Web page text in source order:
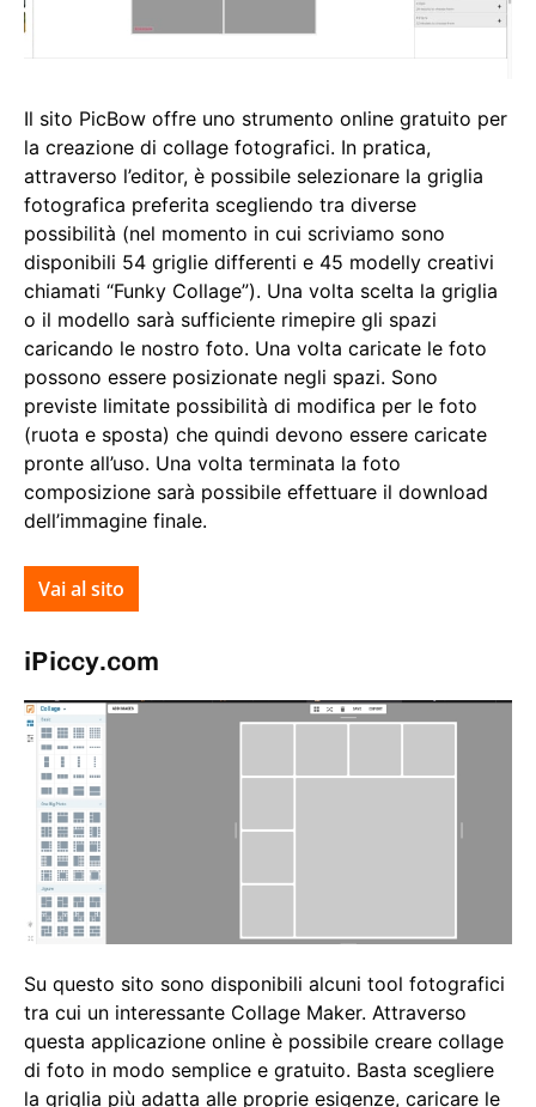
Il sito PicBow offre uno strumento online gratuito per
la creazione di collage fotografici. In pratica,
attraverso l’editor, è possibile selezionare la griglia
fotografica preferita scegliendo tra diverse
possibilità (nel momento in cui scriviamo sono
disponibili 54 griglie differenti e 45 modelly creativi
chiamati “Funky Collage”). Una volta scelta la griglia
o il modello sarà sufficiente rimepire gli spazi
caricando le nostro foto. Una volta caricate le foto
possono essere posizionate negli spazi. Sono
previste limitate possibilità di modifica per le foto
(ruota e sposta) che quindi devono essere caricate
pronte all’uso. Una volta terminata la foto
composizione sarà possibile effettuare il download
dell’immagine finale.
Vai al sito
iPiccy.com
Su questo sito sono disponibili alcuni tool fotografici
tra cui un interessante Collage Maker. Attraverso
questa applicazione online è possibile creare collage
di foto in modo semplice e gratuito. Basta scegliere
la griglia più adatta alle proprie esigenze, caricare le